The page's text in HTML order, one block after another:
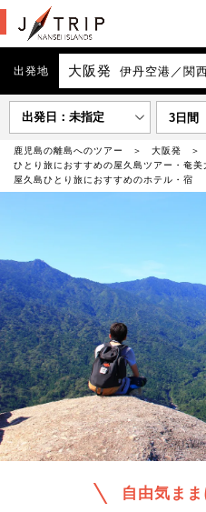
出発地 大阪発 伊丹空港／関
出発日：未指定 3日間
鹿児島の離島へのツアー 大阪発
ひとり旅におすすめの屋久島ツアー・奄美
屋久島ひとり旅におすすめのホテル・宿
自由気ま